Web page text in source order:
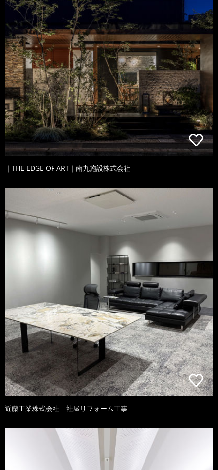
｜THE EDGE OF ART｜南九施設株式会社
近藤工業株式会社 社屋リフォーム工事